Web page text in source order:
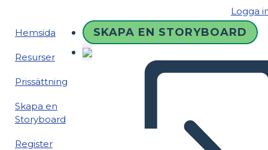
Logga
Hemsida
Resurser
Prissättning
Skapa en
Storyboard
Register
SKAPA EN STORYBOARD